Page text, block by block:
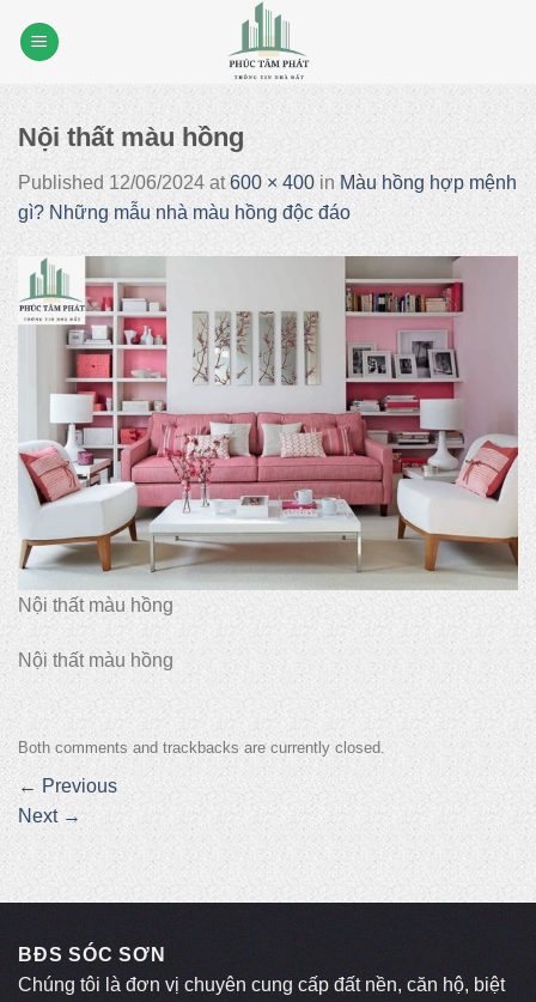
Nội thất màu hồng
Published 12/06/2024 at600 × 400 inMàu hồng hợp mệnh
gì? Những mẫu nhà màu hồng độc đáo
Nội thất màu hồng
Nội thất màu hồng
Both comments and trackbacks are currently closed.
← Previous
Next →
BĐS SÓC SƠN
Chúng tôi là đơn vị chuyên cung cấp đất nền, căn hộ, biệt